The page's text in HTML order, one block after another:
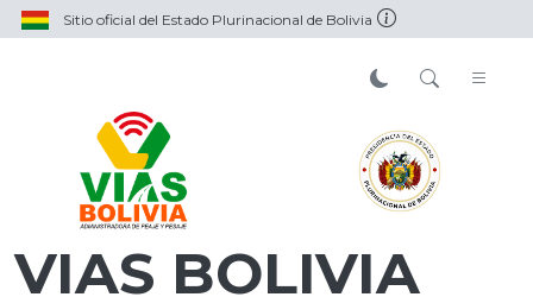
Sitio oficial del Estado Plurinacional de Bolivia
VIAS BOLIVIA